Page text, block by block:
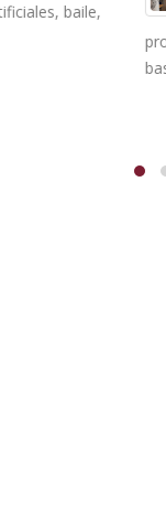
prorrogable un